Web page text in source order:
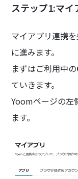
ステップ1:マイ
マイアプリ連携
に進みます。
まずはご利用中の
ていきます。
Yoomページの左
ます。